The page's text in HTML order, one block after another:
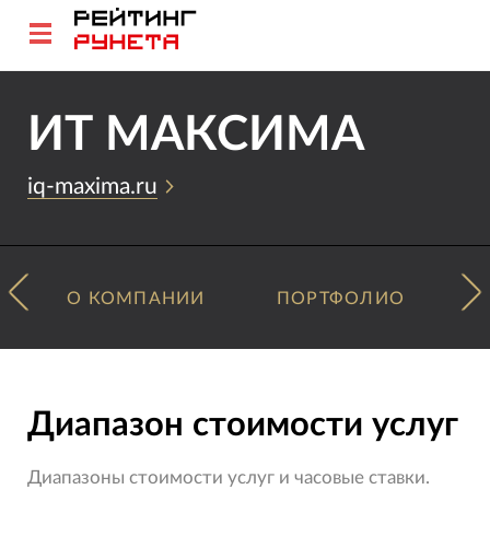
ИТ МАКСИМА
iq-maxima.ru
О КОМПАНИИ ПОРТФОЛИО
Диапазон стоимости услуг
Диапазоны стоимости услуг и часовые ставки.